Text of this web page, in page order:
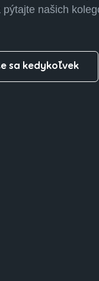
pýtajte našich
sa kedykoľvek